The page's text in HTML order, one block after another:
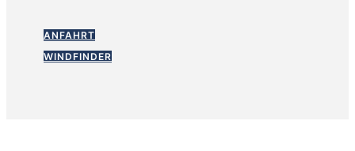
ANFAHRT
WINDFINDER